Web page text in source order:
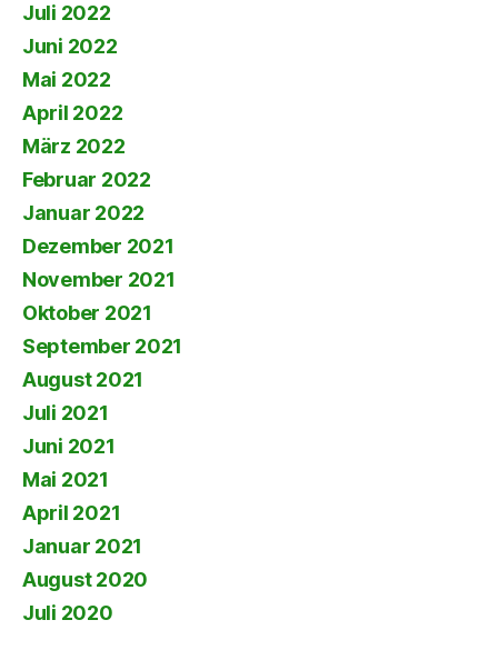
Juli 2022
Juni 2022
Mai 2022
April 2022
März 2022
Februar 2022
Januar 2022
Dezember 2021
November 2021
Oktober 2021
September 2021
August 2021
Juli 2021
Juni 2021
Mai 2021
April 2021
Januar 2021
August 2020
Juli 2020